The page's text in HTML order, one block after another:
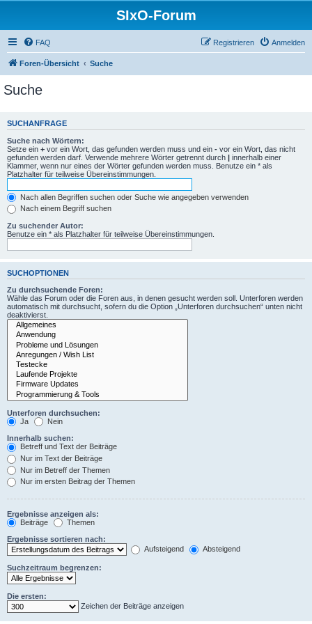
SIxO-Forum
FAQ Anmelden
Registrieren
Foren-Übersicht Suche
Suche
SUCHANFRAGE
Suche nach Wörtern:
Setze ein + vor ein Wort, das gefunden werden muss und ein - vor ein Wort, das nicht
gefunden werden darf. Verwende mehrere Wörter getrennt durch | innerhalb einer
Klammer, wenn nur eines der Wörter gefunden werden muss. Benutze ein * als
Platzhalter für teilweise Übereinstimmungen.
Nach allen Begriffen suchen oder Suche wie angegeben verwenden
Nach einem Begriff suchen
Zu suchender Autor:
Benutze ein * als Platzhalter für teilweise Übereinstimmungen.
SUCHOPTIONEN
Zu durchsuchende Foren:
Wähle das Forum oder die Foren aus, in denen gesucht werden soll. Unterforen werden
automatisch mit durchsucht, sofern du die Option „Unterforen durchsuchen“ unten nicht
deaktivierst.
Unterforen durchsuchen:
Ja
Nein
Innerhalb suchen:
Betreff und Text der Beiträge
Nur im Text der Beiträge
Nur im Betreff der Themen
Nur im ersten Beitrag der Themen
Ergebnisse anzeigen als:
Beiträge
Themen
Ergebnisse sortieren nach:
Aufsteigend
Absteigend
Suchzeitraum begrenzen:
Die ersten:
Zeichen der Beiträge anzeigen